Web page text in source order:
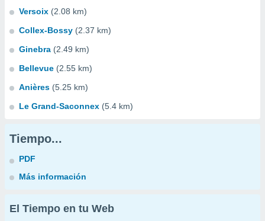
Versoix (2.08 km)
Collex-Bossy (2.37 km)
Ginebra (2.49 km)
Bellevue (2.55 km)
Anières (5.25 km)
Le Grand-Saconnex (5.4 km)
Tiempo...
PDF
Más información
El Tiempo en tu Web